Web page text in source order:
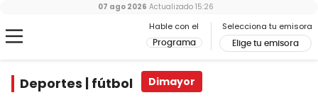
Hable con el
Programa
Selecciona tu emisora
Elige tu emisora
07 ago 2026 Actualizado 15:26
Deportes | fútbol Dimayor